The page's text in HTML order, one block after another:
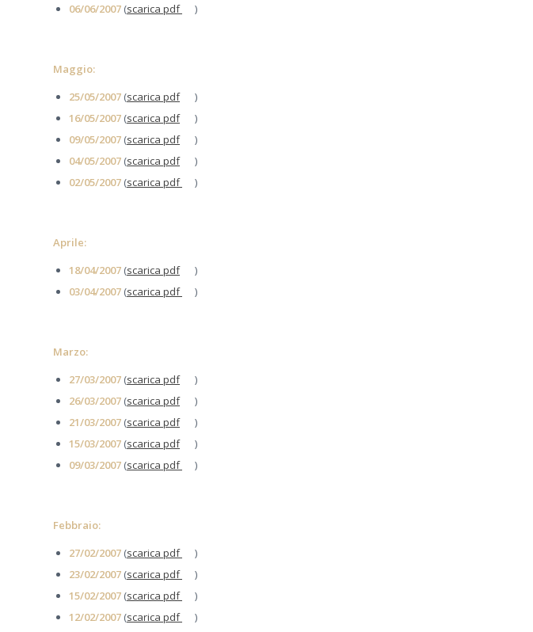
06/06/2007 (scarica pdf )
Maggio:
25/05/2007 (scarica pdf
)
16/05/2007 (scarica pdf
)
09/05/2007 (scarica pdf
)
04/05/2007 (scarica pdf
)
02/05/2007 (scarica pdf )
Aprile:
18/04/2007 (scarica pdf
)
03/04/2007 (scarica pdf )
Marzo:
27/03/2007 (scarica pdf
)
26/03/2007 (scarica pdf
)
21/03/2007 (scarica pdf
)
15/03/2007 (scarica pdf
)
09/03/2007 (scarica pdf )
Febbraio:
27/02/2007 (scarica pdf
)
23/02/2007 (scarica pdf
)
15/02/2007 (scarica pdf
)
12/02/2007 (scarica pdf )